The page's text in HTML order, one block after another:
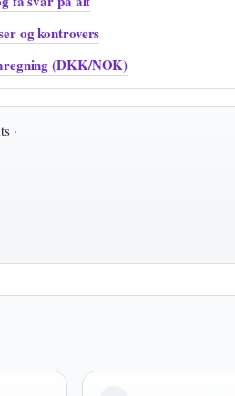
og kontrovers
(DKK/NOK)
·